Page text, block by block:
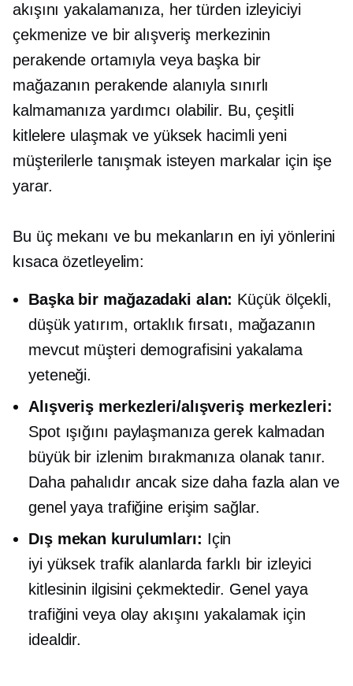
akışını yakalamanıza, her türden izleyiciyi
çekmenize ve bir alışveriş merkezinin
perakende ortamıyla veya başka bir
mağazanın perakende alanıyla sınırlı
kalmamanıza yardımcı olabilir. Bu, çeşitli
kitlelere ulaşmak ve yüksek hacimli yeni
müşterilerle tanışmak isteyen markalar için işe
yarar.
Bu üç mekanı ve bu mekanların en iyi yönlerini
kısaca özetleyelim:
Başka bir mağazadaki alan: Küçük ölçekli,
düşük yatırım, ortaklık fırsatı, mağazanın
mevcut müşteri demografisini yakalama
yeteneği.
Alışveriş merkezleri/alışveriş merkezleri:
Spot ışığını paylaşmanıza gerek kalmadan
büyük bir izlenim bırakmanıza olanak tanır.
Daha pahalıdır ancak size daha fazla alan ve
genel yaya trafiğine erişim sağlar.
Dış mekan kurulumları: Için
iyi yüksek trafik alanlarda farklı bir izleyici
kitlesinin ilgisini çekmektedir. Genel yaya
trafiğini veya olay akışını yakalamak için
idealdir.